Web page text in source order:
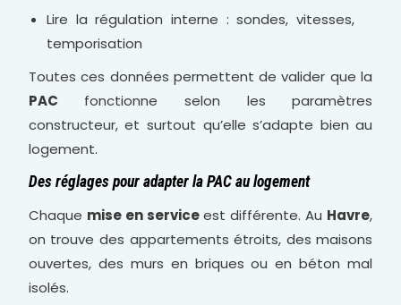
Lire la régulation interne : sondes, vitesses,
temporisation
Toutes ces données permettent de valider que la
PAC fonctionne selon les paramètres
constructeur, et surtout qu’elle s’adapte bien au
logement.
Des réglages pour adapter la PAC au logement
Chaque mise en serviceest différente. Au Havre,
on trouve des appartements étroits, des maisons
ouvertes, des murs en briques ou en béton mal
isolés.